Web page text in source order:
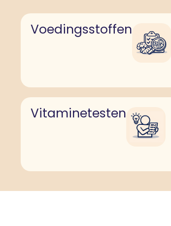
Voedingsstoffen
Vitaminetesten